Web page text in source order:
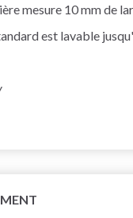
mesure 10 mm de
est lavable